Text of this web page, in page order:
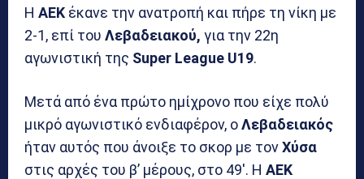
Η ΑΕΚ έκανε την ανατροπή και πήρε τη νίκη με
2-1, επί του Λεβαδειακού, για την 22η
αγωνιστική της Super League U19.
Μετά από ένα πρώτο ημίχρονο που είχε πολύ
μικρό αγωνιστικό ενδιαφέρον, οΛεβαδειακός
ήταν αυτός που άνοιξε το σκορ με τονΧύσα
στις αρχές του β’ μέρους, στο 49′. Η ΑΕΚ